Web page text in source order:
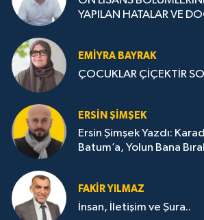
YAPILAN HATALAR VE
EMIYRA BAYRAK
ÇOCUKLAR ÇİÇEKTİR
ERSIN ŞIMŞEK
Ersin Şimşek Yazdı:
Batum’a, Yolun Bana
FAKIR YILMAZ
İnsan, İletişim ve Şura..